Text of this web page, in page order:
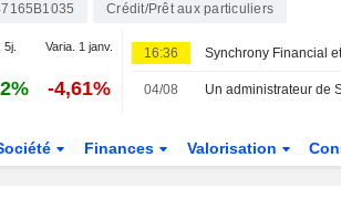
Crédit/Prêt aux particuliers
5j. Varia. 1 janv.
-4,61%
16:36
04/08
Finances Valorisation